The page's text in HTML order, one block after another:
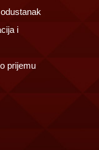
i
prijemu